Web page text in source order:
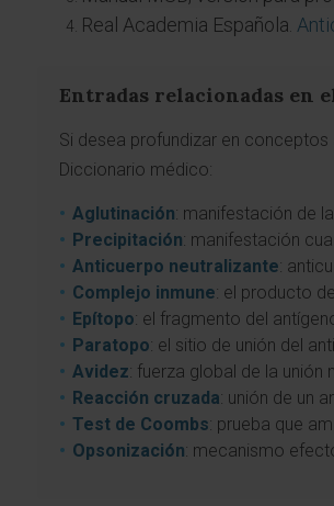
Real Academia Española.
Entradas relacionadas en
Si desea profundizar en
Diccionario médico:
Aglutinación: manifestación de
Precipitación: manifestación
Anticuerpo neutralizante:
Complejo inmune: el producto
Epítopo: el fragmento del
Paratopo: el sitio de unión del
Avidez: fuerza global de la unión
Reacción cruzada: unión de un
Test de Coombs: prueba que
Opsonización: mecanismo